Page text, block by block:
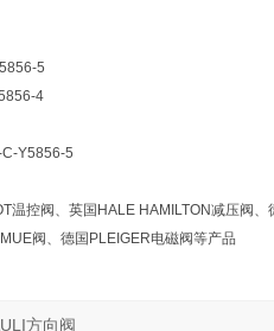
5
4
Y5856-5
控阀、英国HALE HAMILTON减压阀
阀、德国PLEIGER电磁阀等产品